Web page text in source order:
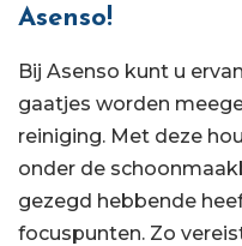
Asenso!
Bij Asenso kunt u
gaatjes worden
reiniging. Met deze
onder de
gezegd hebbende
focuspunten. Zo